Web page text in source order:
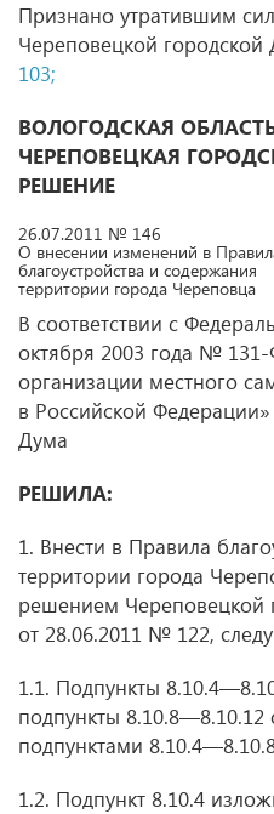
Признано утратившим
Череповецкой
103;
ВОЛОГОДСКАЯ
ЧЕРЕПОВЕЦКАЯ
РЕШЕНИЕ
26.07.2011 № 146
О внесении изменений в
благоустройства и содержания
территории города Череповца
В соответствии с
октября 2003 года №
организации местного
в Российской
Дума
РЕШИЛА:
1. Внести в Правила
территории города
решением Череповецкой
от 28.06.2011 № 122,
1.1. Подпункты
подпункты 8.10.8—8.10.12
подпунктами
1.2. Подпункт 8.10.4